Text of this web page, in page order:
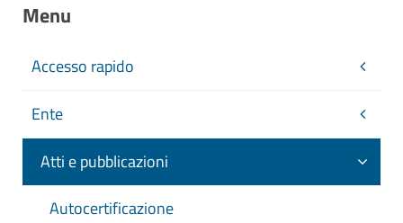
Menu
Accesso rapido
Ente
Atti e pubblicazioni
Autocertificazione